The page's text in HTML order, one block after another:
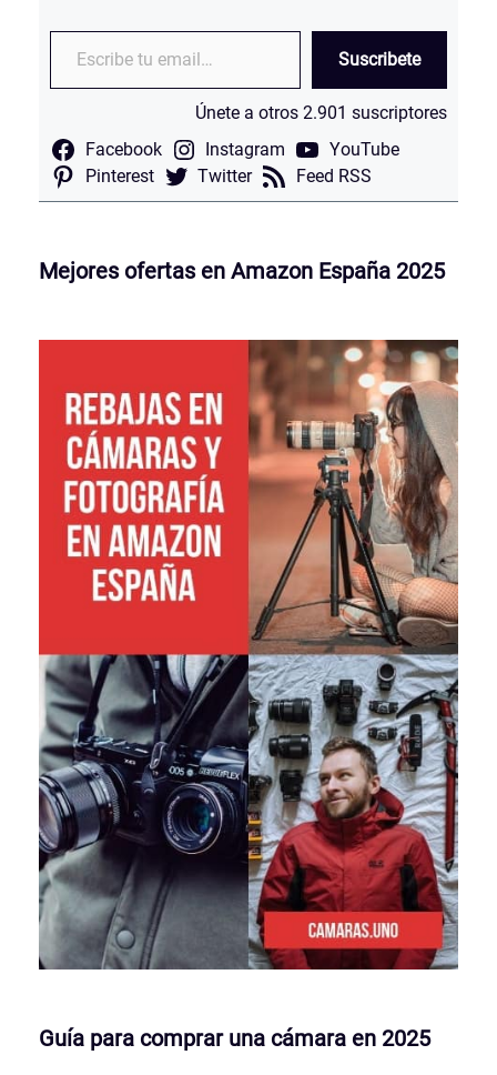
Escribe tu email…
Suscribete
Únete a otros 2.901 suscriptores
Facebook Instagram
YouTube
Pinterest
Twitter Feed RSS
Mejores ofertas en Amazon España 2025
Guía para comprar una cámara en 2025